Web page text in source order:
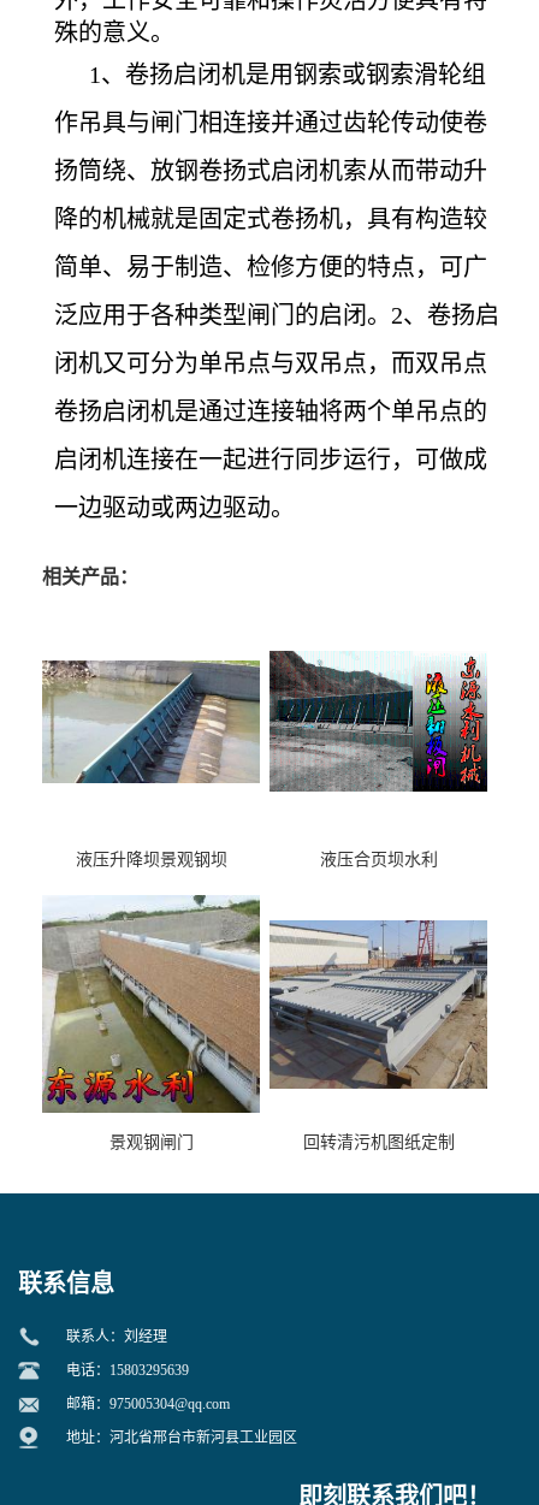
殊的意义。
1、卷扬启闭机是用钢索或钢索滑轮组
作吊具与闸门相连接并通过齿轮传动使卷
扬筒绕、放钢卷扬式启闭机索从而带动升
降的机械就是固定式卷扬机，具有构造较
简单、易于制造、检修方便的特点，可广
泛应用于各种类型闸门的启闭。2、卷扬启
闭机又可分为单吊点与双吊点，而双吊点
卷扬启闭机是通过连接轴将两个单吊点的
启闭机连接在一起进行同步运行，可做成
一边驱动或两边驱动。
相关产品：
液压升降坝景观钢坝 液压合页坝水利
景观钢闸门 回转清污机图纸定制
联系信息
联系人：刘经理
电话：15803295639
邮箱： 975005304@qq.com
地址：河北省邢台市新河县工业园区
即刻联系我们吧！